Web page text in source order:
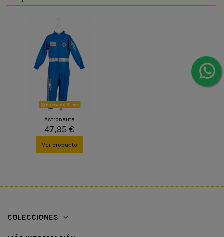
Fuera de Stock
Astronauta
47,95 €
Ver producto
COLECCIONES